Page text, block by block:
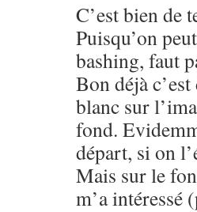
C’est bien de
Puisqu’on
bashing, faut
Bon déjà
blanc sur
fond.
départ, si on
Mais sur le
m’a intéressé